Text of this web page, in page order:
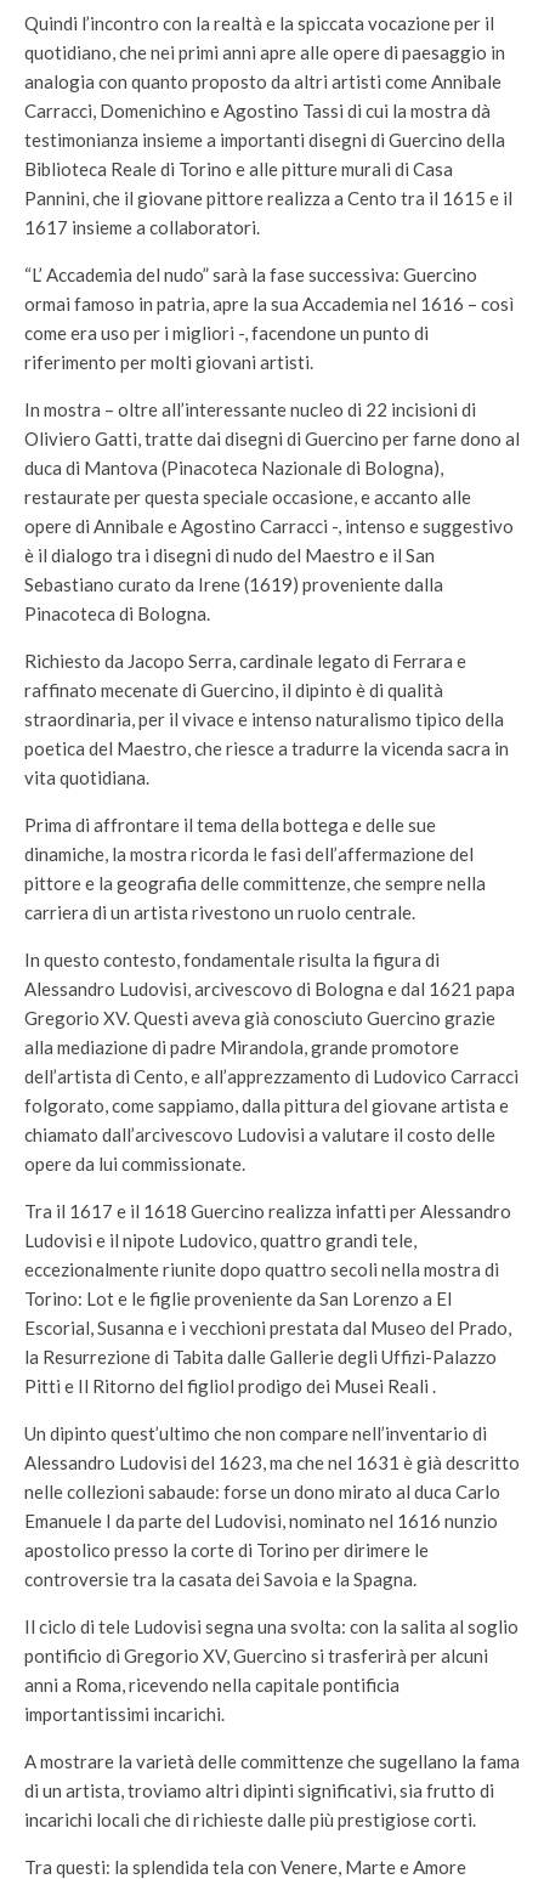
Quindi l’incontro con la realtà e la spiccata vocazione per il
quotidiano, che nei primi anni apre alle opere di paesaggio in
analogia con quanto proposto da altri artisti come Annibale
Carracci, Domenichino e Agostino Tassi di cui la mostra dà
testimonianza insieme a importanti disegni di Guercino della
Biblioteca Reale di Torino e alle pitture murali di Casa
Pannini, che il giovane pittore realizza a Cento tra il 1615 e il
1617 insieme a collaboratori.
“L’ Accademia del nudo” sarà la fase successiva: Guercino
ormai famoso in patria, apre la sua Accademia nel 1616 – così
come era uso per i migliori -, facendone un punto di
riferimento per molti giovani artisti.
In mostra – oltre all’interessante nucleo di 22 incisioni di
Oliviero Gatti, tratte dai disegni di Guercino per farne dono al
duca di Mantova (Pinacoteca Nazionale di Bologna),
restaurate per questa speciale occasione, e accanto alle
opere di Annibale e Agostino Carracci -, intenso e suggestivo
è il dialogo tra i disegni di nudo del Maestro e il San
Sebastiano curato da Irene (1619) proveniente dalla
Pinacoteca di Bologna.
Richiesto da Jacopo Serra, cardinale legato di Ferrara e
raffinato mecenate di Guercino, il dipinto è di qualità
straordinaria, per il vivace e intenso naturalismo tipico della
poetica del Maestro, che riesce a tradurre la vicenda sacra in
vita quotidiana.
Prima di affrontare il tema della bottega e delle sue
dinamiche, la mostra ricorda le fasi dell’affermazione del
pittore e la geografia delle committenze, che sempre nella
carriera di un artista rivestono un ruolo centrale.
In questo contesto, fondamentale risulta la figura di
Alessandro Ludovisi, arcivescovo di Bologna e dal 1621 papa
Gregorio XV. Questi aveva già conosciuto Guercino grazie
alla mediazione di padre Mirandola, grande promotore
dell’artista di Cento, e all’apprezzamento di Ludovico Carracci
folgorato, come sappiamo, dalla pittura del giovane artista e
chiamato dall’arcivescovo Ludovisi a valutare il costo delle
opere da lui commissionate.
Tra il 1617 e il 1618 Guercino realizza infatti per Alessandro
Ludovisi e il nipote Ludovico, quattro grandi tele,
eccezionalmente riunite dopo quattro secoli nella mostra di
Torino: Lot e le figlie proveniente da San Lorenzo a El
Escorial, Susanna e i vecchioni prestata dal Museo del Prado,
la Resurrezione di Tabita dalle Gallerie degli Uffizi-Palazzo
Pitti e Il Ritorno del figliol prodigo dei Musei Reali .
Un dipinto quest’ultimo che non compare nell’inventario di
Alessandro Ludovisi del 1623, ma che nel 1631 è già descritto
nelle collezioni sabaude: forse un dono mirato al duca Carlo
Emanuele I da parte del Ludovisi, nominato nel 1616 nunzio
apostolico presso la corte di Torino per dirimere le
controversie tra la casata dei Savoia e la Spagna.
Il ciclo di tele Ludovisi segna una svolta: con la salita al soglio
pontificio di Gregorio XV, Guercino si trasferirà per alcuni
anni a Roma, ricevendo nella capitale pontificia
importantissimi incarichi.
A mostrare la varietà delle committenze che sugellano la fama
di un artista, troviamo altri dipinti significativi, sia frutto di
incarichi locali che di richieste dalle più prestigiose corti.
Tra questi: la splendida tela con Venere, Marte e Amore